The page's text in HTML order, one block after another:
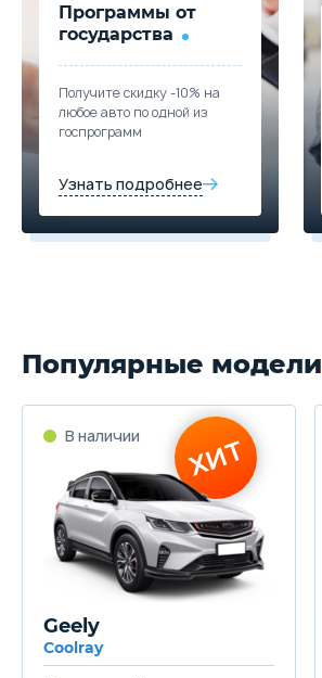
Программы от
государства
Получите скидку -10% на
любое авто по одной из
госпрограмм
Узнать подробнее
Популярные модели
Geely
Coolray